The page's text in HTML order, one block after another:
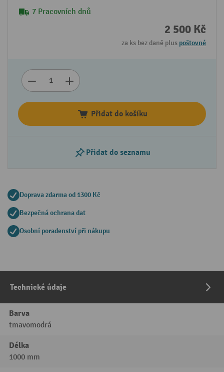
7 Pracovních dnů
2 500 Kč
za ks bez daně plus poštovné
Přidat do košíku
Přidat do seznamu
Doprava zdarma od 1300 Kč
Bezpečná ochrana dat
Osobní poradenství při nákupu
Technické údaje
Barva
tmavomodrá
Délka
1000 mm